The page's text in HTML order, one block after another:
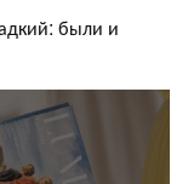
были и